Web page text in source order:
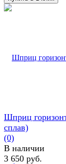
Шприц
сплав)
(0)
В наличии
3 650 руб.